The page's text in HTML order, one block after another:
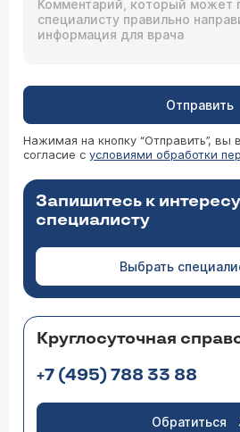
Отправить
Нажимая на кнопку “Отправить”, вы
согласие с условиями обработки
Запишитесь к
специалисту
Выбрать
Круглосуточная
+7 (495) 788 33 88
Обратиться